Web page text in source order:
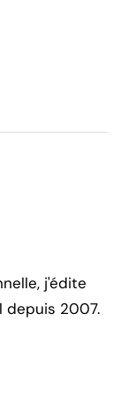
j'édite
depuis 2007.